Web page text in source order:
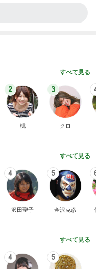
すべて見る
2
桃
3
クロ
すべて見る
4
沢田聖子
5
金沢克彦
すべて見る
4 5